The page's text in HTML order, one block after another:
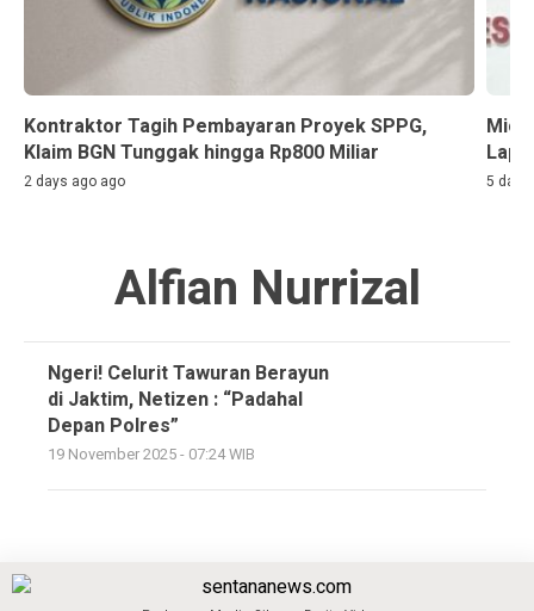
Kontraktor Tagih Pembayaran Proyek SPPG,
Klaim BGN Tunggak hingga Rp800 Miliar
2 days ago ago 5
Alfian Nurrizal
Ngeri! Celurit Tawuran Berayun
di Jaktim, Netizen : “Padahal
Depan Polres”
19 November 2025 - 07:24 WIB